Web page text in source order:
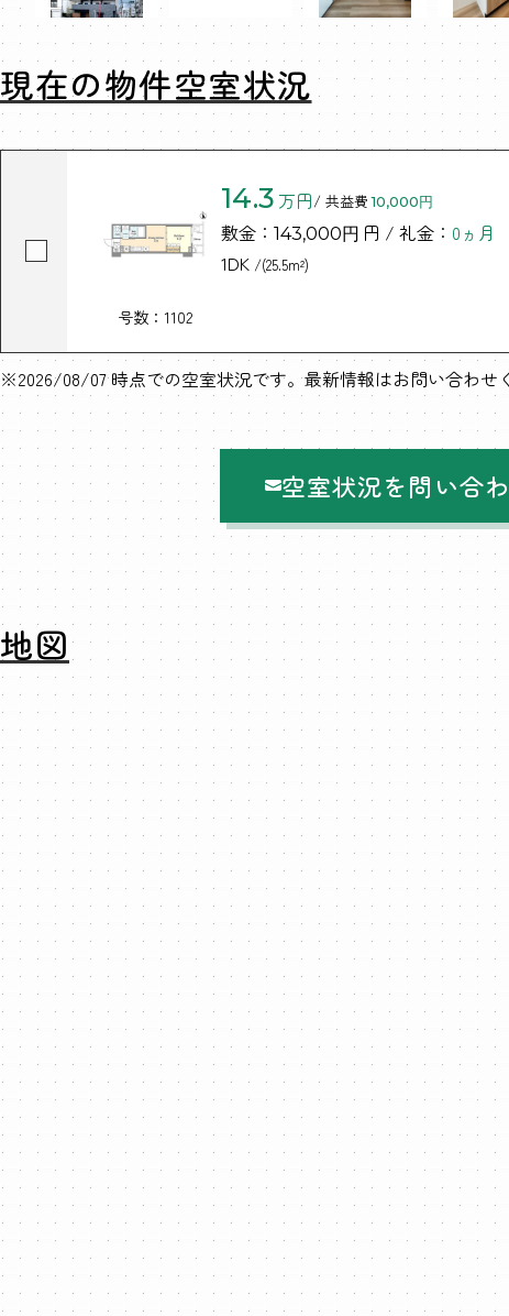
現在の物件空室状況
号数：1102
14.3 万円/ 共益費 10,000円
敷金： 143,000円 円 / 礼金： 0ヵ月
1DK /(25.5m²)
※2026/08/07 時点での空室状況です。最新情報はお問い合わせ
空室状況を問い合
地図